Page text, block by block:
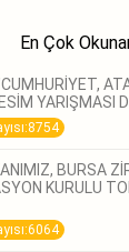
En Çok
YARIŞMASI
BURSA
KURULU